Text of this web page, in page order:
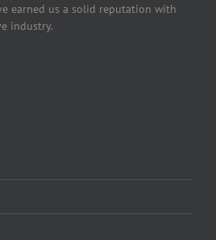
earned us a solid reputation with
industry.